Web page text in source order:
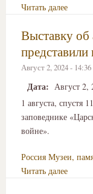
Читать далее
Выставку
Август 2, 2024 -
Дата: Август 2,
1 августа, спустя
заповеднике
войне».
Россия Музеи,
Читать далее